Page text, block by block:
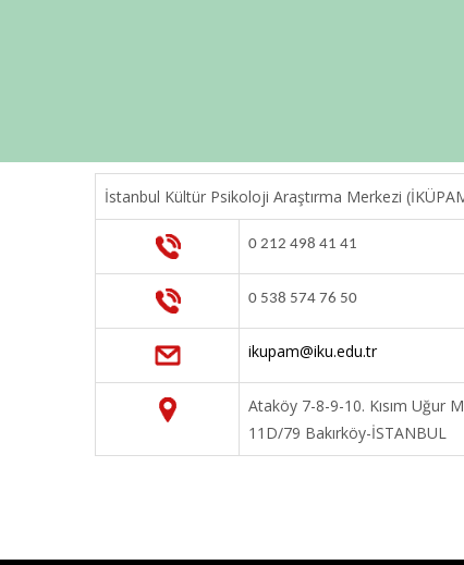
İstanbul Kültür Psikoloji Araştırma Merkezi
0 212 498 41 41
0 538 574 76 50
ikupam@iku.edu.tr
Ataköy 7-8-9-10. Kısım Uğur
11D/79 Bakırköy-İSTANBUL